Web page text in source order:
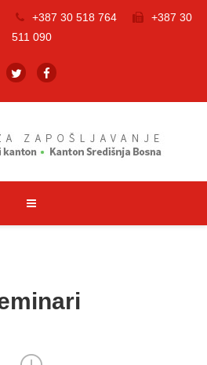
+387 30 518 764
+387 30
511 090